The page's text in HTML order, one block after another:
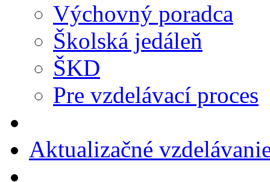
Výchovný poradca
Školská jedáleň
ŠKD
Pre vzdelávací proces
Aktualizačné